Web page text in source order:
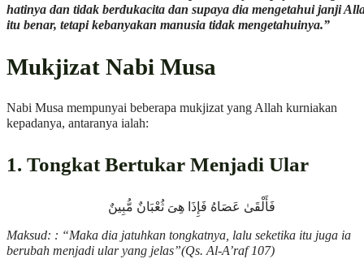
hatinya dan tidak berdukacita dan supaya dia mengetahui janji
itu benar, tetapi kebanyakan manusia tidak mengetahuinya.”
Mukjizat Nabi Musa
Nabi Musa mempunyai beberapa mukjizat yang Allah kurniakan
kepadanya, antaranya ialah:
1. Tongkat Bertukar Menjadi Ular
فَأَلْقَىٰ عَصَاهُ فَإِذَا هِىَ ثُعْبَانٌ مُّبِينٌ
Maksud: : “Maka dia jatuhkan tongkatnya, lalu seketika itu juga ia
berubah menjadi ular yang jelas”(Qs. Al-A’raf 107)